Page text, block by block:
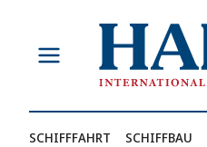
springen
SCHIFFFAHRT SCHIFFBAU